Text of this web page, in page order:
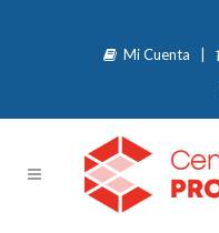
Mi Cuenta